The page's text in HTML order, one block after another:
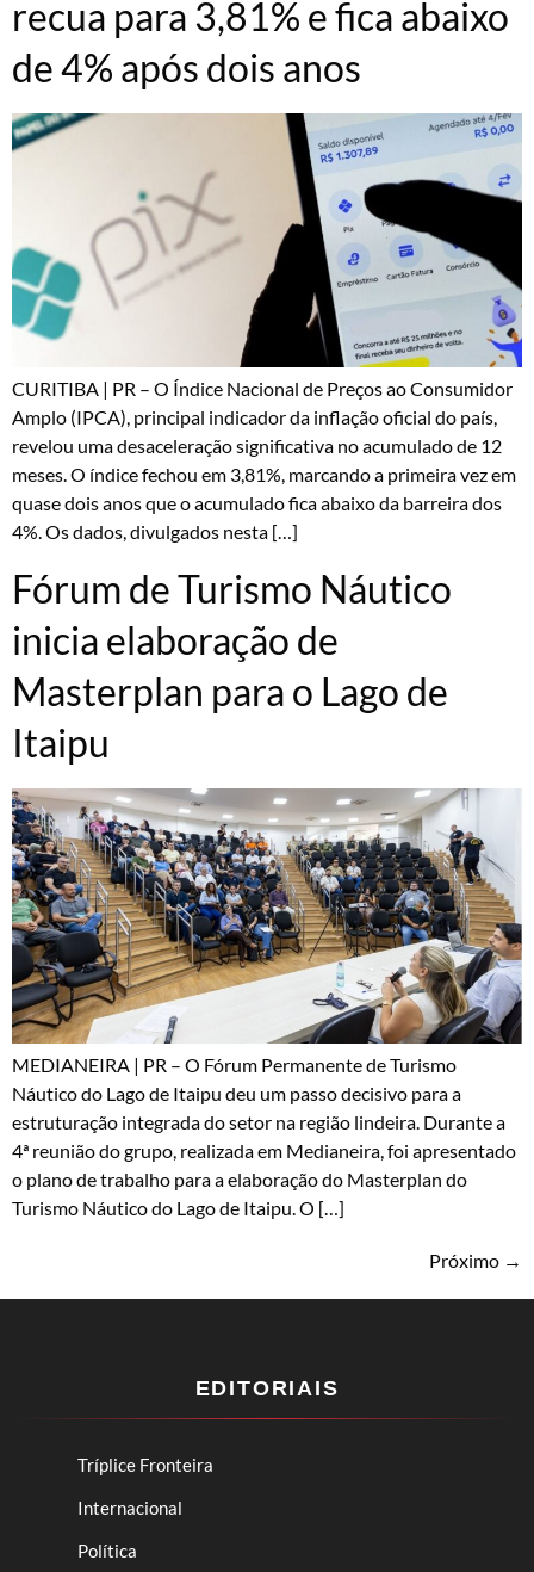
recua para 3,81% e fica abaixo
de 4% após dois anos
CURITIBA | PR – O Índice Nacional de Preços ao Consumidor
Amplo (IPCA), principal indicador da inflação oficial do país,
revelou uma desaceleração significativa no acumulado de 12
meses. O índice fechou em 3,81%, marcando a primeira vez em
quase dois anos que o acumulado fica abaixo da barreira dos
4%. Os dados, divulgados nesta […]
Fórum de Turismo Náutico
inicia elaboração de
Masterplan para o Lago de
Itaipu
MEDIANEIRA | PR – O Fórum Permanente de Turismo
Náutico do Lago de Itaipu deu um passo decisivo para a
estruturação integrada do setor na região lindeira. Durante a
4ª reunião do grupo, realizada em Medianeira, foi apresentado
o plano de trabalho para a elaboração do Masterplan do
Turismo Náutico do Lago de Itaipu. O […]
Próximo →
EDITORIAIS
Tríplice Fronteira
Internacional
Política